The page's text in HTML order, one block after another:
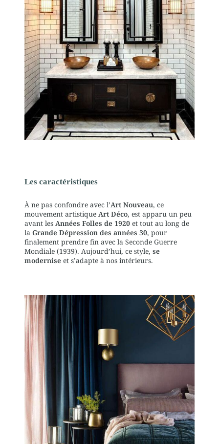
Les caractéristiques
À ne pas confondre avec l’Art Nouveau, ce
mouvement artistique Art Déco, est apparu un peu
avant les Années Folles de 1920 et tout au long de
la Grande Dépression des années 30, pour
finalement prendre fin avec la Seconde Guerre
Mondiale (1939). Aujourd’hui, ce style, se
modernise et s’adapte à nos intérieurs.